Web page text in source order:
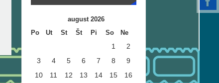
august 2026
Po
Ut St Št Pi So Ne
1
2
3
4 5 6 7 8
9
10
11 12 13 14 15
16